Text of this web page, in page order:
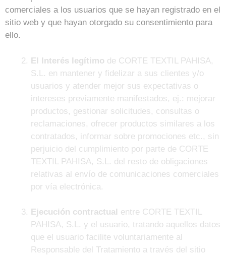
comerciales a los usuarios que se hayan registrado en el
sitio web y que hayan otorgado su consentimiento para
ello.
El Interés legítimo de CORTE TEXTIL PAHISA,
S.L. en mantener y fidelizar a sus clientes y/o
usuarios y atender mejor sus expectativas o
intereses previamente manifestados, ej.: mejorar
productos, gestionar solicitudes, consultas o
reclamaciones, ofrecer productos similares a los
contratados, informar sobre promociones etc., sin
perjuicio del cumplimiento por parte de CORTE
TEXTIL PAHISA, S.L. del resto de obligaciones
relativas al envío de comunicaciones comerciales
por vía electrónica.
Ejecución contractual entre CORTE TEXTIL
PAHISA, S.L. y el usuario, tratando aquellos datos
que el usuario facilite voluntariamente al
Responsable del Tratamiento a través del sitio